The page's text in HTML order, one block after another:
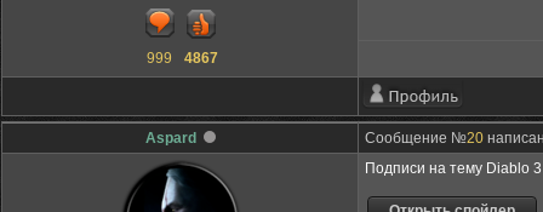
999 4867
Aspard Сообщение №20
Подписи на тему Diablo 3